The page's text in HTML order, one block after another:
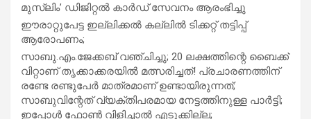
മുസ്ലിം’ ഡിജിറ്റല്‍ കാര്‍ഡ് സേവനം ആരംഭിച്ചു
ഈരാറ്റുപേട്ട ഇല്ലിക്കൽ കല്ലിൽ ടിക്കറ്റ് തട്ടിപ്പ്
ആരോപണം;
സാബു.എം.ജേക്കബ് വഞ്ചിച്ചു; 20 ലക്ഷത്തിന്റെ ബൈക്ക്
വിറ്റാണ് തൃക്കാക്കരയില്‍ മത്സരിച്ചത്! പ്രചാരണത്തിന്
രണ്ടേ രണ്ടുപേര്‍ മാത്രമാണ് ഉണ്ടായിരുന്നത്;
സാബുവിന്റേത് വ്യക്തിപരമായ നേട്ടത്തിനുള്ള പാര്‍ട്ടി;
ഇപ്പോള്‍ ഫോണ്‍ വിളിച്ചാല്‍ എടുക്കില്ല;